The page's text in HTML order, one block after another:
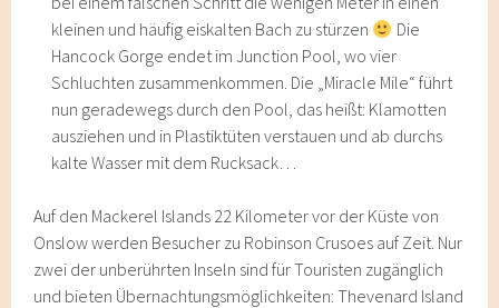
kleinen und häufig eiskalten Bach zu stürzen
Die
Hancock Gorge endet im Junction Pool, wo vier
Schluchten zusammenkommen. Die „Miracle Mile“ führt
nun geradewegs durch den Pool, das heißt: Klamotten
ausziehen und in Plastiktüten verstauen und ab durchs
kalte Wasser mit dem Rucksack…
Auf den Mackerel Islands 22 Kilometer vor der Küste von
Onslow werden Besucher zu Robinson Crusoes auf Zeit. Nur
zwei der unberührten Inseln sind für Touristen zugänglich
und bieten Übernachtungsmöglichkeiten: Thevenard Island